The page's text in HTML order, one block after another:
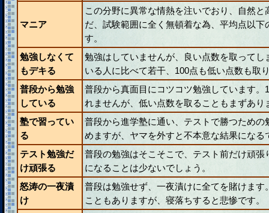
マニア
この分野に異常な情熱を注いでおり、自然
だ、試験範囲に全く無頓着な為、平均点以
す。
勉強しなくて
もデキる
勉強はしていませんが、良い点数を取って
いる人に比べて若干、100点も低い点数も取
普段から勉強
している
普段から真面目にコツコツ勉強しています。
れませんが、低い点数を取ることもまずあり
塾で習ってい
る
普段から進学塾に通い、テストで勝つため
めますが、ヤマを外すと不本意な結果になる
テスト勉強だ
け頑張る
普段の勉強はそこそこで、テスト前だけ頑
になることは少ないでしょう。
怒涛の一夜漬
け
普段は勉強せず、一夜漬けに全てを賭けま
こともありますが、寝落ちすると悲惨です。